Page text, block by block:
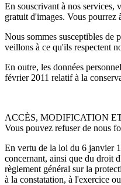
En souscrivant à nos services,
gratuit d'images. Vous pourrez
Nous sommes susceptibles de
veillons à ce qu'ils respectent
En outre, les données
février 2011 relatif à la
ACCÈS, MODIFICATION
Vous pouvez refuser de nous
En vertu de la loi du 6 janvier
concernant, ainsi que du droit
règlement général sur la
à la constatation, à l'exercice